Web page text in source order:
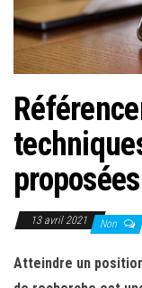
13 avril 2021 Non
Atteindre un